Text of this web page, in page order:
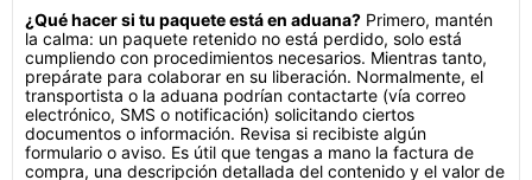
¿Qué hacer si tu paquete está en aduana? Primero, mantén
la calma: un paquete retenido no está perdido, solo está
cumpliendo con procedimientos necesarios. Mientras tanto,
prepárate para colaborar en su liberación. Normalmente, el
transportista o la aduana podrían contactarte (vía correo
electrónico, SMS o notificación) solicitando ciertos
documentos o información. Revisa si recibiste algún
formulario o aviso. Es útil que tengas a mano la factura de
compra, una descripción detallada del contenido y el valor de